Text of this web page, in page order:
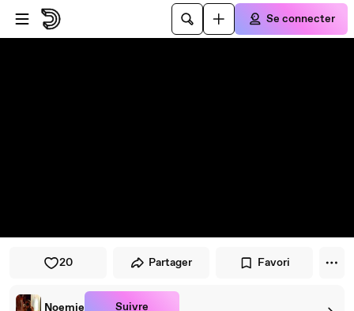
Passer au player
Passer au contenu principal
Se connecter
20 Partager Favori
Noemie Suivre